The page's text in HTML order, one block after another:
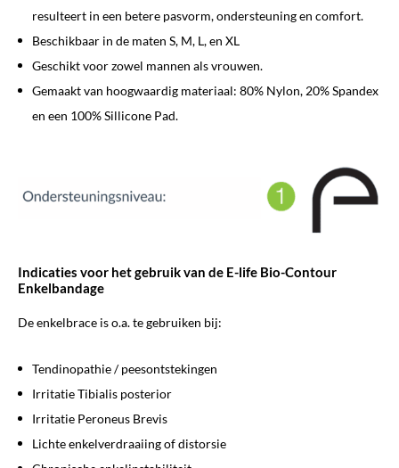
resulteert in een betere pasvorm, ondersteuning en comfort.
Beschikbaar in de maten S, M, L, en XL
Geschikt voor zowel mannen als vrouwen.
Gemaakt van hoogwaardig materiaal: 80% Nylon, 20% Spandex
en een 100% Sillicone Pad.
Indicaties voor het gebruik van de E-life Bio-Contour
Enkelbandage
De enkelbrace is o.a. te gebruiken bij:
Tendinopathie / peesontstekingen
Irritatie Tibialis posterior
Irritatie Peroneus Brevis
Lichte enkelverdraaiing of distorsie